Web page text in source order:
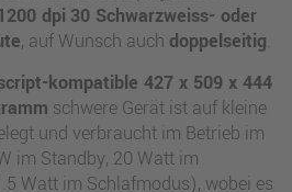
dpi 30 Schwarzweiss- oder
, auf Wunsch auch doppelseitig.
kompatible 427 x 509 x 444
schwere Gerät ist auf kleine
und verbraucht im Betrieb im
im Standby, 20 Watt im
Watt im Schlafmodus), wobei es